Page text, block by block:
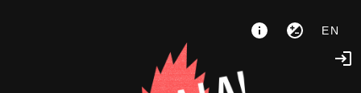
EN